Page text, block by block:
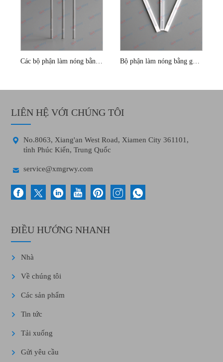
LIÊN HỆ VỚI CHÚNG TÔI

No.8063, Xiang'an West Road, Xiamen City 361101,
tỉnh Phúc Kiến, Trung Quốc
 service@xmgrwy.com
ĐIỀU HƯỚNG NHANH
Nhà
Về chúng tôi
Các sản phẩm
Tin tức
Tải xuống
Gửi yêu cầu